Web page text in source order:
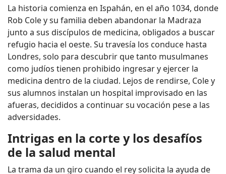
La historia comienza en Ispahán, en el año 1034, donde
Rob Cole y su familia deben abandonar la Madraza
junto a sus discípulos de medicina, obligados a buscar
refugio hacia el oeste. Su travesía los conduce hasta
Londres, solo para descubrir que tanto musulmanes
como judíos tienen prohibido ingresar y ejercer la
medicina dentro de la ciudad. Lejos de rendirse, Cole y
sus alumnos instalan un hospital improvisado en las
afueras, decididos a continuar su vocación pese a las
adversidades.
Intrigas en la corte y los desafíos
de la salud mental
La trama da un giro cuando el rey solicita la ayuda de